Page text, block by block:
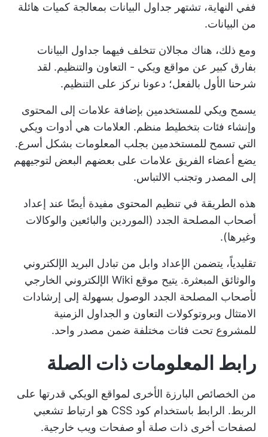
ففي النهاية، تشتهر جداول البيانات بمعالجة كميات هائلة
من البيانات.
ومع ذلك، هناك مجالان تتخلف فيهما جداول البيانات
بفارق كبير عن مواقع ويكي - التعاون والتنظيم. لقد
شرحنا الأول بالفعل؛ دعونا نركز على التنظيم.
يسمح ويكي للمستخدمين بإضافة علامات إلى المحتوى
وإنشاء فئات بتخطيط منظم. العلامات هي أدوات ويكي
التي تسمح للمستخدمين بجلب المعلومات بشكل أسرع.
يضع أعضاء الفريق علامات على بعضهم البعض لتوجيههم
إلى المصدر وتجنب الالتباس.
هذه الطريقة في تنظيم المحتوى مفيدة أيضًا عند إعداد
أصحاب المصلحة الجدد (الموردين والبائعين والوكالات
وغيرها).
تقليدياً، يتضمن الإعداد وابل من تبادل البريد الإلكتروني
والوثائق المبعثرة. يتيح موقع Wiki الإلكتروني الخارجي
لأصحاب المصلحة الجدد الوصول بسهولة إلى إرشادات
الامتثال وبروتوكولات التعاون و الجداول الزمنية
للمشروع تحت فئات مختلفة ضمن مصدر واحد.
رابط المعلومات ذات الصلة
من الخصائص البارزة الأخرى لمواقع الويكي قدرتها على
الربط. الرابط باستخدام كود CSS هو ارتباط تشعبي
لصفحات أخرى ذات صلة أو صفحات ويب خارجية.